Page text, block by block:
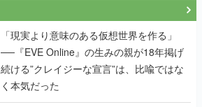
「現実より意味のある仮想世界を作る」
──『EVE Online』の生みの親が18年掲げ
続ける”クレイジーな宣言”は、比喩ではな
く本気だった